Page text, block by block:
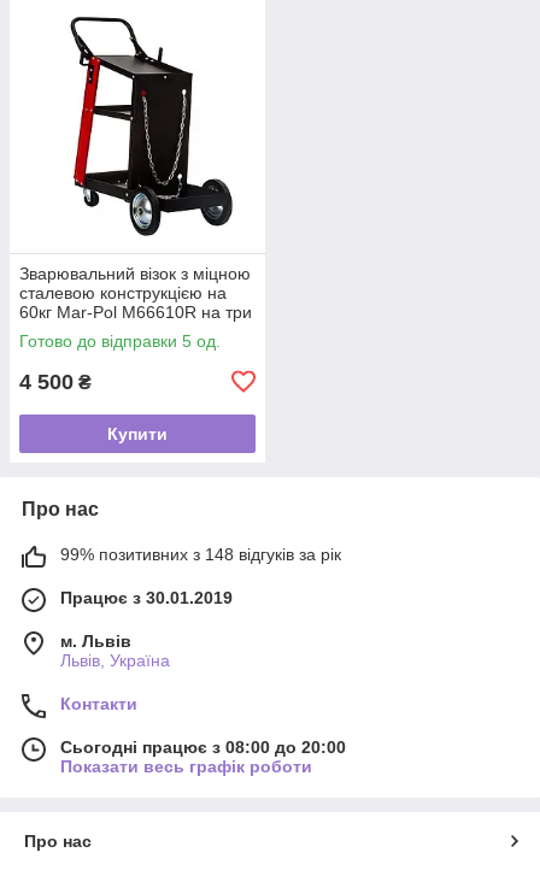
Зварювальний візок з міцною
сталевою конструкцією на
60кг Mar-Pol M66610R на три
полиці
Готово до відправки 5 од.
4 500 ₴
Купити
Про нас
99% позитивних з 148 відгуків за рік
Працює з 30.01.2019
м. Львів
Львів, Україна
Контакти
Сьогодні працює з 08:00 до 20:00
Показати весь графік роботи
Про нас